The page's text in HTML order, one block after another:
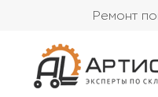
Ремонт